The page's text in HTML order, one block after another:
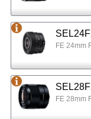
FE 24mm
FE 28mm